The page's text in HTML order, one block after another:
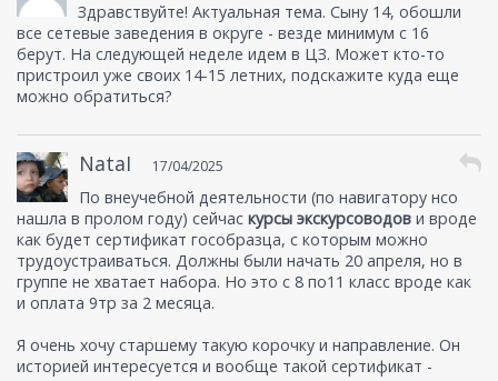
Здравствуйте! Актуальная тема. Сыну 14, обошли
все сетевые заведения в округе - везде минимум с 16
берут. На следующей неделе идем в ЦЗ. Может кто-то
пристроил уже своих 14-15 летних, подскажите куда еще
можно обратиться?
NataI 17/04/2025
По внеучебной деятельности (по навигатору нсо
нашла в пролом году) сейчас курсы экскурсоводов и вроде
как будет сертификат гособразца, с которым можно
трудоустраиваться. Должны были начать 20 апреля, но в
группе не хватает набора. Но это с 8 по11 класс вроде как
и оплата 9тр за 2 месяца.
Я очень хочу старшему такую корочку и направление. Он
историей интересуется и вообще такой сертификат -